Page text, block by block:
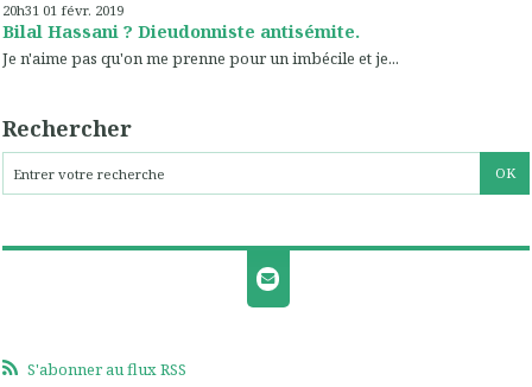
20h31 01 févr. 2019
Bilal Hassani ? Dieudonniste antisémite.
Je n'aime pas qu'on me prenne pour un imbécile et je...
Rechercher
S'abonner au flux RSS